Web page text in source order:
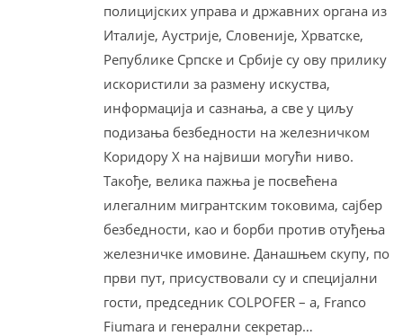
полицијских управа и државних органа из
Италије, Аустрије, Словеније, Хрватске,
Републике Српске и Србије су ову прилику
искористили за размену искуства,
информација и сазнања, а све у циљу
подизања безбедности на железничком
Коридору Х на највиши могући ниво.
Такође, велика пажња је посвећена
илегалним мигрантским токовима, сајбер
безбедности, као и борби против отуђења
железничке имовине. Данашњем скупу, по
први пут, присуствовали су и специјални
гости, председник COLPOFER – а, Franco
Fiumara и генерални секретар…